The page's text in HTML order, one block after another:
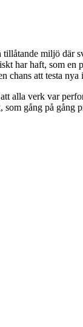
miljö där
har haft, som en
chans att testa nya
alla verk var
gång på gång